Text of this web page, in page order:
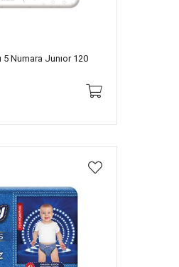
Numara Junıor 120